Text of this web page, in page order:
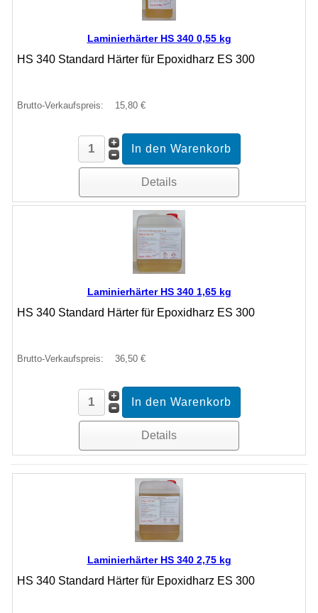
Laminierhärter HS 340 0,55 kg
HS 340 Standard Härter für Epoxidharz ES 300
Brutto-Verkaufspreis: 15,80 €
Details
Laminierhärter HS 340 1,65 kg
HS 340 Standard Härter für Epoxidharz ES 300
Brutto-Verkaufspreis: 36,50 €
Details
Laminierhärter HS 340 2,75 kg
HS 340 Standard Härter für Epoxidharz ES 300